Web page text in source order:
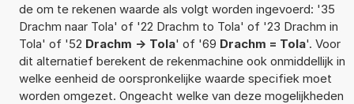
de om te rekenen waarde als volgt worden ingevoerd: '35
Drachm naar Tola' of '22 Drachm to Tola' of '23 Drachm in
Tola' of '52 Drachm -> Tola' of '69 Drachm = Tola'. Voor
dit alternatief berekent de rekenmachine ook onmiddellijk in
welke eenheid de oorspronkelijke waarde specifiek moet
worden omgezet. Ongeacht welke van deze mogelijkheden